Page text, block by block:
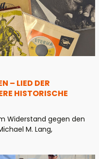
– LIED DER
HISTORISCHE
Widerstand gegen den
M. Lang,